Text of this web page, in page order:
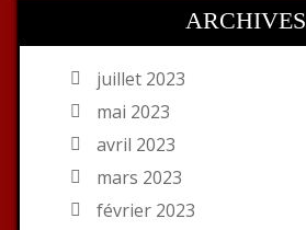
ARCHIVES
juillet 2023
mai 2023
avril 2023
mars 2023
février 2023